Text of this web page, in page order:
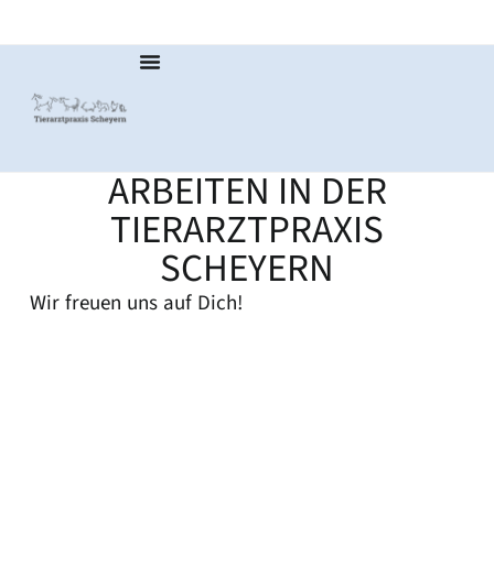
ARBEITEN IN DER
TIERARZTPRAXIS
SCHEYERN
Wir freuen uns auf Dich!